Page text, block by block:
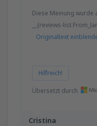
von Stuttgart,
AB 116EUR
AB 48
Cristina
Diese Meinung
__{reviews-
Originaltext
Hilfreich!
Übersetzt durch